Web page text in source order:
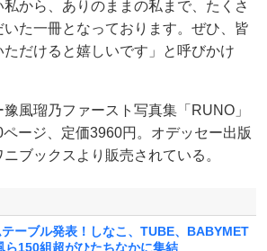
私から、ありのままの私まで、たくさ
た一冊となっております。ぜひ、皆
だけると嬉しいです」と呼びかけ
風瑠乃ファースト写真集「RUNO」
ージ、定価3960円。オデッセー出版
ブックスより販売されている。
ーブル発表！しなこ、TUBE、BABYMET
150組超がひたちなかに集結